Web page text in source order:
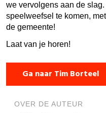
we vervolgens aan de
speelweefsel te komen,
de gemeente!
Laat van je horen!
Ga naar Tim Borteel
OVER DE AUTEUR